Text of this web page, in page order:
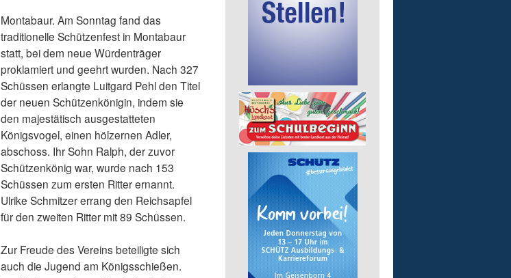
Montabaur. Am Sonntag fand das
traditionelle Schützenfest in Montabaur
statt, bei dem neue Würdenträger
proklamiert und geehrt wurden. Nach 327
Schüssen erlangte Luitgard Pehl den Titel
der neuen Schützenkönigin, indem sie
den majestätisch ausgestatteten
Königsvogel, einen hölzernen Adler,
abschoss. Ihr Sohn Ralph, der zuvor
Schützenkönig war, wurde nach 153
Schüssen zum ersten Ritter ernannt.
Ulrike Schmitzer errang den Reichsapfel
für den zweiten Ritter mit 89 Schüssen.
Zur Freude des Vereins beteiligte sich
auch die Jugend am Königsschießen.